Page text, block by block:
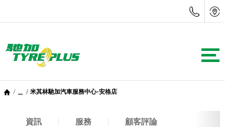
... 米其林馳加汽車服務中心-安格店
資訊 服務 顧客評論